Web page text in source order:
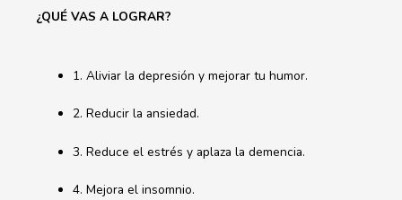
¿QUÉ VAS A LOGRAR?
1. Aliviar la depresión y mejorar tu humor.
2. Reducir la ansiedad.
3. Reduce el estrés y aplaza la demencia.
4. Mejora el insomnio.